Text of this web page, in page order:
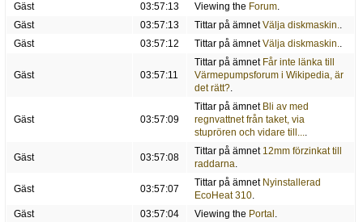
Gäst
03:57:13 Viewing the Forum.
Gäst
03:57:13 Tittar på ämnetVälja diskmaskin..
Gäst
03:57:12 Tittar på ämnetVälja diskmaskin..
Gäst 03:57:11
Tittar på ämnet Får inte länka till
Värmepumpsforum i Wikipedia, är
det rätt?.
Gäst 03:57:09
Tittar på ämnet Bli av med
regnvattnet från taket, via
stuprören och vidare till....
Gäst 03:57:08
Tittar på ämnet 12mm förzinkat till
raddarna.
Gäst 03:57:07
Tittar på ämnet Nyinstallerad
EcoHeat 310.
Gäst
03:57:04 Viewing the Portal .